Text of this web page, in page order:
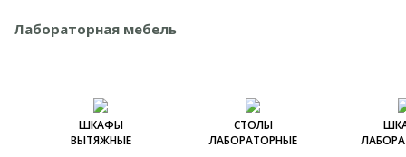
Лабораторная мебель
ШКАФЫ
ВЫТЯЖНЫЕ
СТОЛЫ
ЛАБОРАТОРНЫЕ